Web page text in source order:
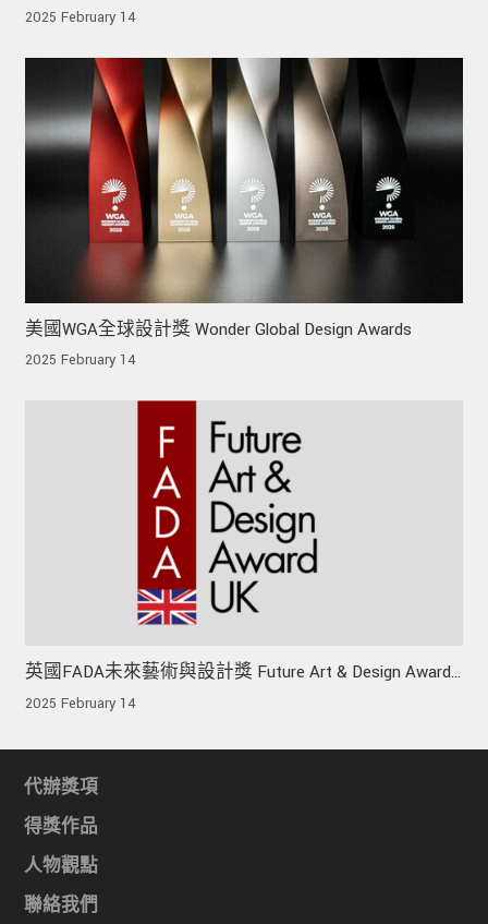
2025 February 14
美國WGA全球設計獎 Wonder Global Design Awards
2025 February 14
英國FADA未來藝術與設計獎 Future Art & Design Award
UK
2025 February 14
代辦獎項
得獎作品
人物觀點
聯絡我們